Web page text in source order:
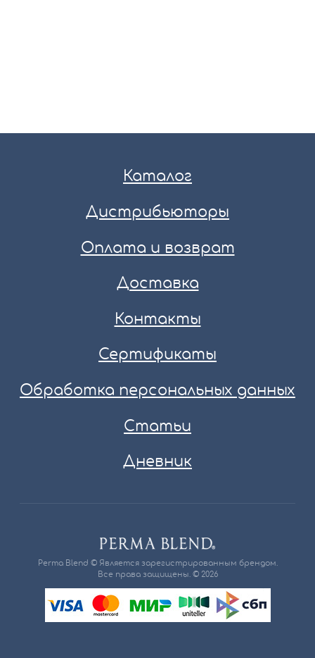
Каталог
Дистрибьюторы
Оплата и возврат
Доставка
Контакты
Сертификаты
Обработка персональных данных
Статьи
Дневник
Perma Blend © Является зарегистрированным брендом.
Все права защищены. © 2026